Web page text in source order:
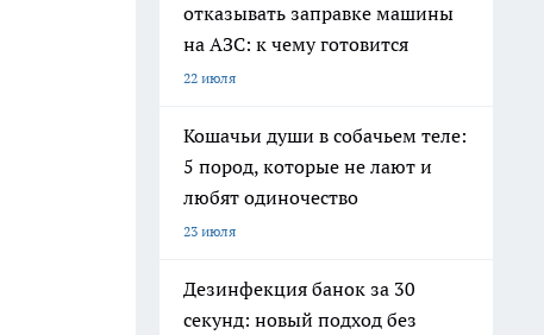
отказывать заправке машины
на АЗС: к чему готовится
22 июля
Кошачьи души в собачьем теле:
5 пород, которые не лают и
любят одиночество
23 июля
Дезинфекция банок за 30
секунд: новый подход без